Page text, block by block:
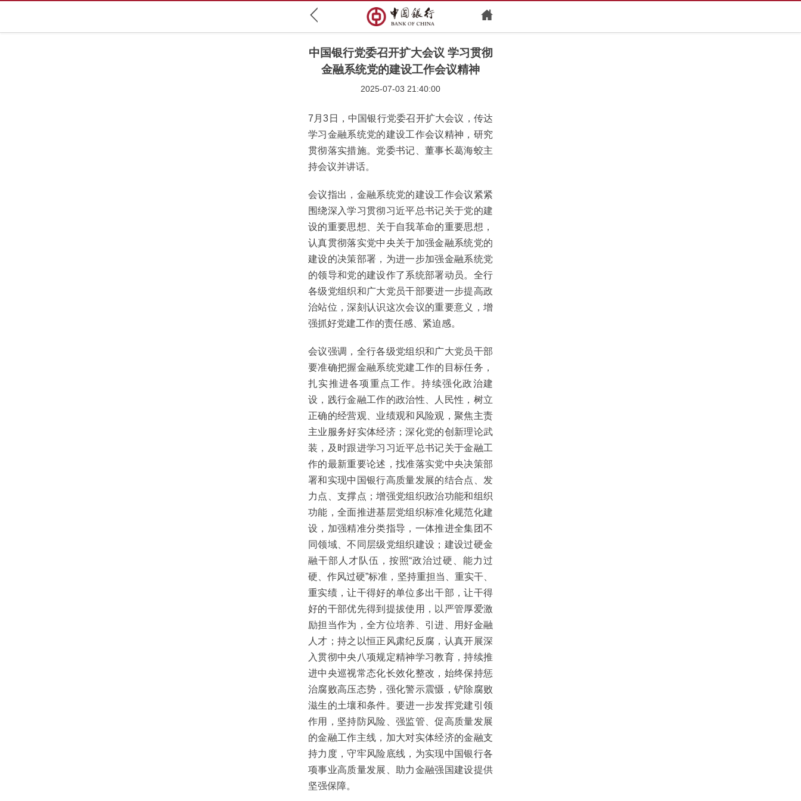
中国银行党委召开扩大会议 学习贯彻
金融系统党的建设工作会议精神
2025-07-03 21:40:00
7月3日，中国银行党委召开扩大会议，传达
学习金融系统党的建设工作会议精神，研究
贯彻落实措施。党委书记、董事长葛海蛟主
持会议并讲话。
会议指出，金融系统党的建设工作会议紧紧
围绕深入学习贯彻习近平总书记关于党的建
设的重要思想、关于自我革命的重要思想，
认真贯彻落实党中央关于加强金融系统党的
建设的决策部署，为进一步加强金融系统党
的领导和党的建设作了系统部署动员。全行
各级党组织和广大党员干部要进一步提高政
治站位，深刻认识这次会议的重要意义，增
强抓好党建工作的责任感、紧迫感。
会议强调，全行各级党组织和广大党员干部
要准确把握金融系统党建工作的目标任务，
扎实推进各项重点工作。持续强化政治建
设，践行金融工作的政治性、人民性，树立
正确的经营观、业绩观和风险观，聚焦主责
主业服务好实体经济；深化党的创新理论武
装，及时跟进学习习近平总书记关于金融工
作的最新重要论述，找准落实党中央决策部
署和实现中国银行高质量发展的结合点、发
力点、支撑点；增强党组织政治功能和组织
功能，全面推进基层党组织标准化规范化建
设，加强精准分类指导，一体推进全集团不
同领域、不同层级党组织建设；建设过硬金
融干部人才队伍，按照“政治过硬、能力过
硬、作风过硬”标准，坚持重担当、重实干、
重实绩，让干得好的单位多出干部，让干得
好的干部优先得到提拔使用，以严管厚爱激
励担当作为，全方位培养、引进、用好金融
人才；持之以恒正风肃纪反腐，认真开展深
入贯彻中央八项规定精神学习教育，持续推
进中央巡视常态化长效化整改，始终保持惩
治腐败高压态势，强化警示震慑，铲除腐败
滋生的土壤和条件。要进一步发挥党建引领
作用，坚持防风险、强监管、促高质量发展
的金融工作主线，加大对实体经济的金融支
持力度，守牢风险底线，为实现中国银行各
项事业高质量发展、助力金融强国建设提供
坚强保障。